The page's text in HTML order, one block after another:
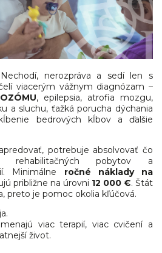
nerozpráva a sedí len s
viacerým vážnym diagnózam –
, epilepsia, atrofia mozgu,
a sluchu, ťažká porucha dýchania
bedrových kĺbov a ďalšie
potrebuje absolvovať čo
rehabilitačných pobytov a
Minimálne ročné
náklady na
približne na úrovni 12 000 €. Štát
preto je pomoc okolia kľúčová.
viac terapií, viac cvičení a
život.